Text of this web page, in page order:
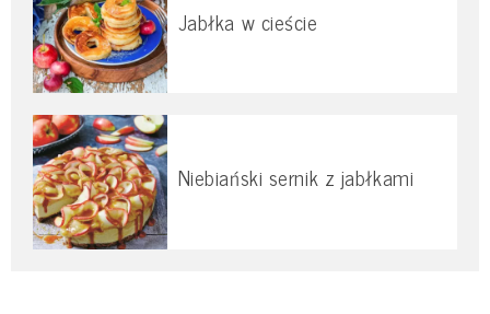
Jabłka w cieście
Niebiański sernik z jabłkami